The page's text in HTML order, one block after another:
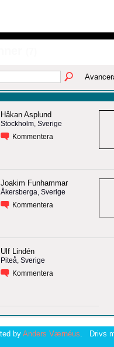
Håkan Asplund
Stockholm, Sverige
Kommentera
Joakim Funhammar
Åkersberga, Sverige
Kommentera
Ulf Lindén
Piteå, Sverige
Kommentera
byAnders Værnéus . Drivs